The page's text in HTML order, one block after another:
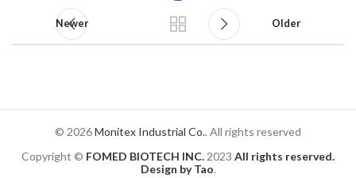
Newer Older
© 2026Monitex Industrial Co.. All rights reserved
Copyright © FOMED BIOTECH INC. 2023 All rights reserved.
Design by Tao.